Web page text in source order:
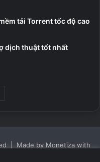
tải Torrent tốc độ cao
dịch thuật tốt nhất
| Made by Monetiza with